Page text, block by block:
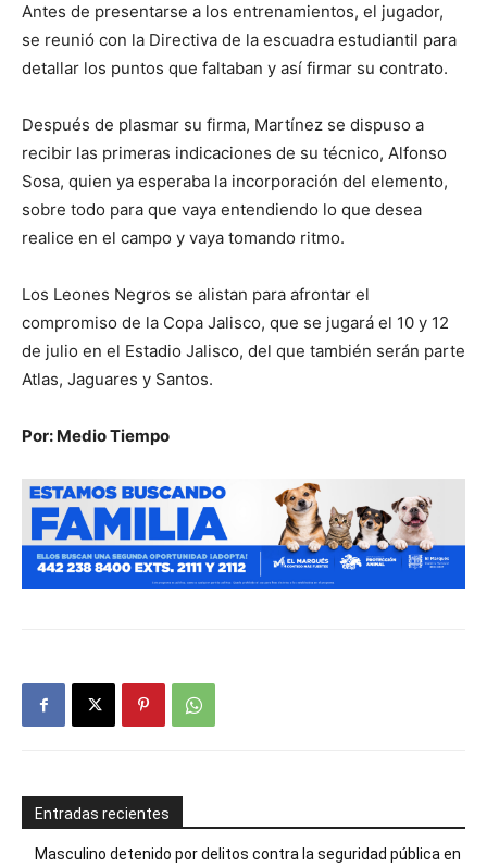
Antes de presentarse a los entrenamientos, el jugador,
se reunió con la Directiva de la escuadra estudiantil para
detallar los puntos que faltaban y así firmar su contrato.
Después de plasmar su firma, Martínez se dispuso a
recibir las primeras indicaciones de su técnico, Alfonso
Sosa, quien ya esperaba la incorporación del elemento,
sobre todo para que vaya entendiendo lo que desea
realice en el campo y vaya tomando ritmo.
Los Leones Negros se alistan para afrontar el
compromiso de la Copa Jalisco, que se jugará el 10 y 12
de julio en el Estadio Jalisco, del que también serán parte
Atlas, Jaguares y Santos.
Por: Medio Tiempo
Entradas recientes
Masculino detenido por delitos contra la seguridad pública en